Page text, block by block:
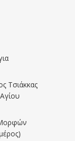
Τσιάκκας